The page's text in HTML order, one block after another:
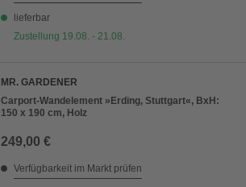
lieferbar
Zustellung 19.08. - 21.08.
MR. GARDENER
Carport-Wandelement »Erding, Stuttgart«, BxH:
150 x 190 cm, Holz
249,00 €
Verfügbarkeit im Markt prüfen